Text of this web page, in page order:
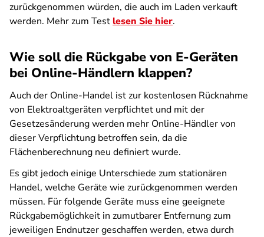
zurückgenommen würden, die auch im Laden verkauft
werden. Mehr zum Test lesen Sie hier.
Wie soll die Rückgabe von E-Geräten
bei Online-Händlern klappen?
Auch der Online-Handel ist zur kostenlosen Rücknahme
von Elektroaltgeräten verpflichtet und mit der
Gesetzesänderung werden mehr Online-Händler von
dieser Verpflichtung betroffen sein, da die
Flächenberechnung neu definiert wurde.
Es gibt jedoch einige Unterschiede zum stationären
Handel, welche Geräte wie zurückgenommen werden
müssen. Für folgende Geräte muss eine geeignete
Rückgabemöglichkeit in zumutbarer Entfernung zum
jeweiligen Endnutzer geschaffen werden, etwa durch